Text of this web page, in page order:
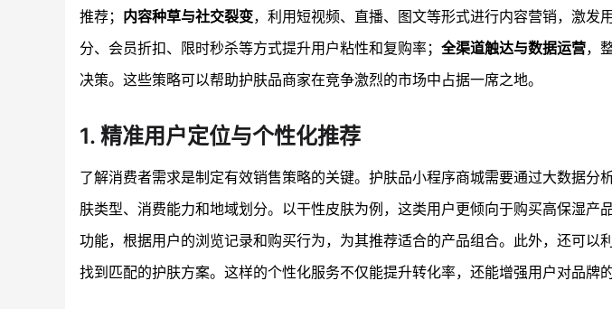
推荐； 内容种草与社交裂变，利用短视频、直播、图文等形式进行内容营销，激发
分、会员折扣、限时秒杀等方式提升用户粘性和复购率； 全渠道触达与数据运营，
决策。这些策略可以帮助护肤品商家在竞争激烈的市场中占据一席之地。
1. 精准用户定位与个性化推荐
了解消费者需求是制定有效销售策略的关键。护肤品小程序商城需要通过大数据分
肤类型、消费能力和地域划分。以干性皮肤为例，这类用户更倾向于购买高保湿产
功能，根据用户的浏览记录和购买行为，为其推荐适合的产品组合。此外，还可以
找到匹配的护肤方案。这样的个性化服务不仅能提升转化率，还能增强用户对品牌的